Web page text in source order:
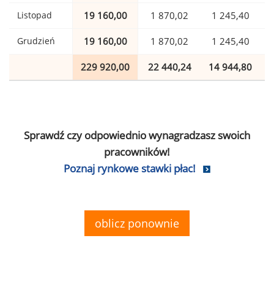
Listopad 19 160,00 1 870,02 1 245,40
Grudzień 19 160,00 1 870,02 1 245,40
229 920,00 22 440,24 14 944,80
Sprawdź czy odpowiednio wynagradzasz swoich
pracowników!
Poznaj rynkowe stawki płac!
oblicz ponownie